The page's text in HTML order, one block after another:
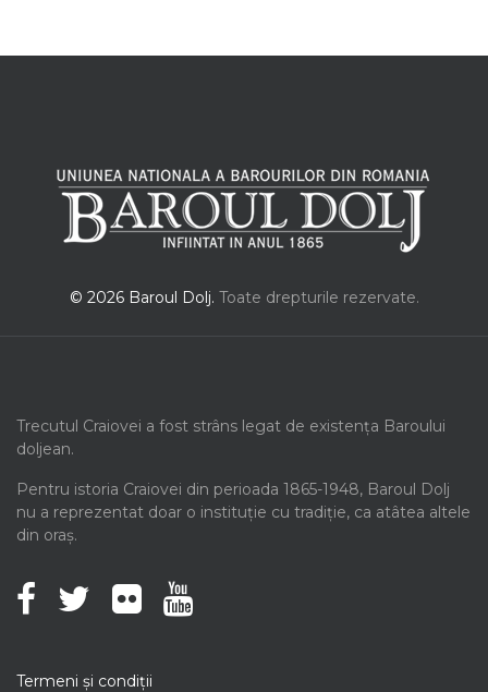
© 2026 Baroul Dolj. Toate drepturile rezervate.
Trecutul Craiovei a fost strâns legat de existența Baroului
doljean.
Pentru istoria Craiovei din perioada 1865-1948, Baroul Dolj
nu a reprezentat doar o instituție cu tradiție, ca atâtea altele
din oraș.
Termeni şi condiţii